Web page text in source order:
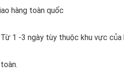
hàng toàn quốc
1 -3 ngày tùy thuộc khu vực của